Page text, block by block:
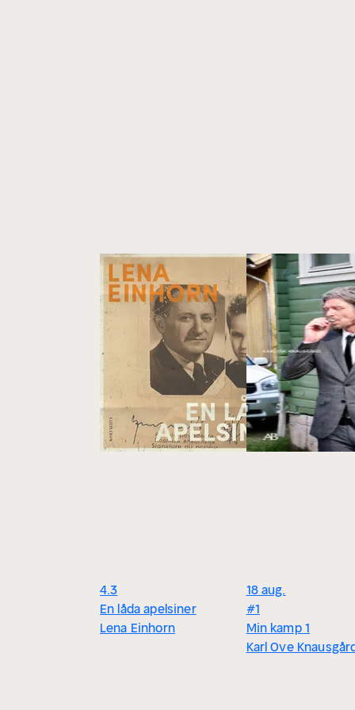
4.3
En låda apelsiner
Lena Einhorn
18 aug.
#1
Min kamp 1
Karl Ove